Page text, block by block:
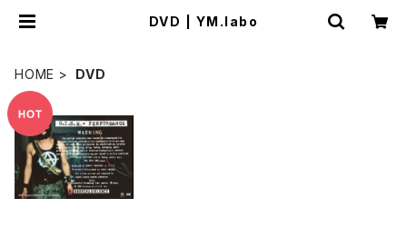
DVD | YM.labo
HOME DVD